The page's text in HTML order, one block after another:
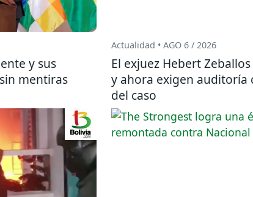
y sus
mentiras
Actualidad • AGO 6 / 2026
El exjuez Hebert
y ahora exigen auditoría
del caso